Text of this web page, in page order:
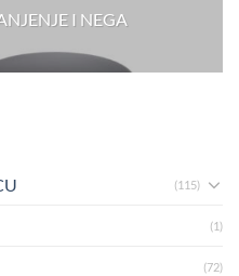
I NEGA
(115)
(1)
(72)